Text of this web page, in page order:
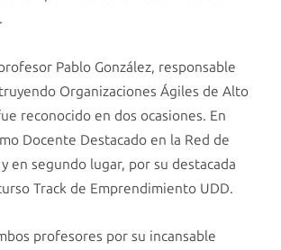
Pablo González, responsable
Organizaciones Ágiles de Alto
reconocido en dos ocasiones. En
Docente Destacado en la Red de
en segundo lugar, por su destacada
Track de Emprendimiento UDD.
profesores por su incansable